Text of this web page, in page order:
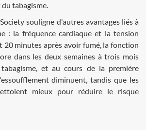
tabagisme.
souligne d'autres avantages liés à
: la fréquence cardiaque et la tension
minutes après avoir fumé, la fonction
dans les deux semaines à trois mois
et au cours de la première
diminuent, tandis que les
mieux pour réduire le risque